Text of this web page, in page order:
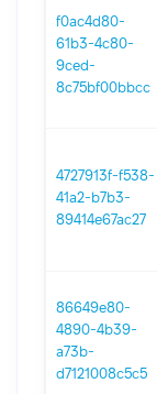
f0ac4d80-
61b3-4c80-
9ced-
8c75bf00bbcc
4727913f-f538-
41a2-b7b3-
89414e67ac27
86649e80-
4890-4b39-
a73b-
d7121008c5c5